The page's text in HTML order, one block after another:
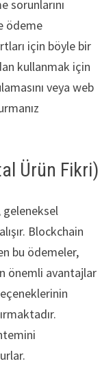
sorunlarını
ödeme
için böyle bir
kullanmak için
veya web
Ürün Fikri)
Blockchain
bu ödemeler,
önemli avantajlar